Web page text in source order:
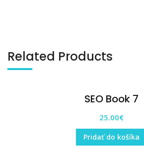
Related Products
SEO Book 7
25.00€
Pridať do košíka